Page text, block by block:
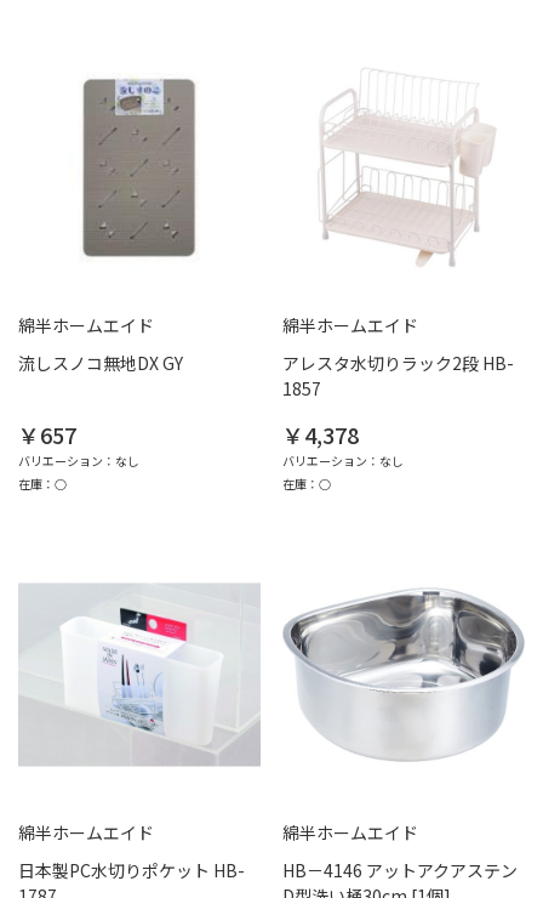
綿半ホームエイド
流しスノコ無地DX GY
￥657
バリエーション：なし
在庫：○
綿半ホームエイド
アレスタ水切りラック2段 HB-
1857
￥4,378
バリエーション：なし
在庫：○
綿半ホームエイド
日本製PC水切りポケット HB-
綿半ホームエイド
HB－4146 アットアクアステン